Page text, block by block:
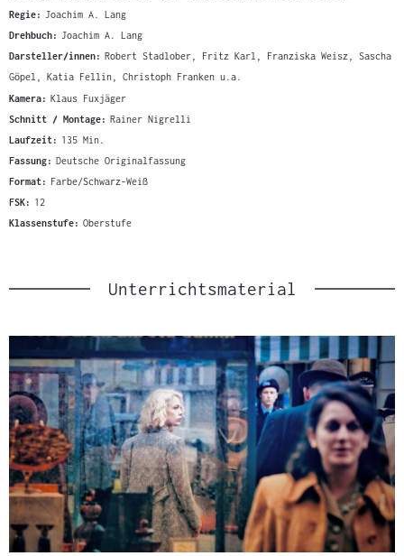
Regie: Joachim A. Lang
Drehbuch: Joachim A. Lang
Darsteller/innen: Robert Stadlober, Fritz Karl, Franziska Weisz, Sascha
Göpel, Katia Fellin, Christoph Franken u.a.
Kamera: Klaus Fuxjäger
Schnitt / Montage: Rainer Nigrelli
Laufzeit: 135 Min.
Fassung: Deutsche Originalfassung
Format: Farbe/Schwarz-Weiß
FSK: 12
Klassenstufe: Oberstufe
Unterrichtsmaterial